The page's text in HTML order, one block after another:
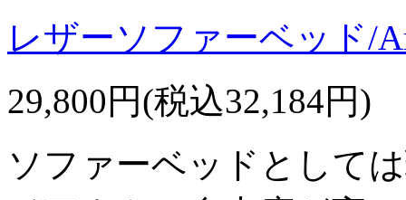
レザーソファーベッド/
29,800円(税込32,184円)
ソファーベッドとして